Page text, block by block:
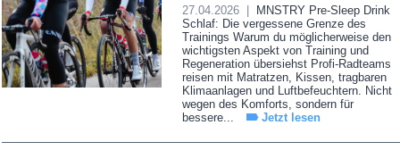
27.04.2026 |
MNSTRY Pre-Sleep Drink
Schlaf: Die vergessene Grenze des
Trainings Warum du möglicherweise den
wichtigsten Aspekt von Training und
Regeneration übersiehst Profi-Radteams
reisen mit Matratzen, Kissen, tragbaren
Klimaanlagen und Luftbefeuchtern. Nicht
wegen des Komforts, sondern für
bessere...
Jetzt lesen